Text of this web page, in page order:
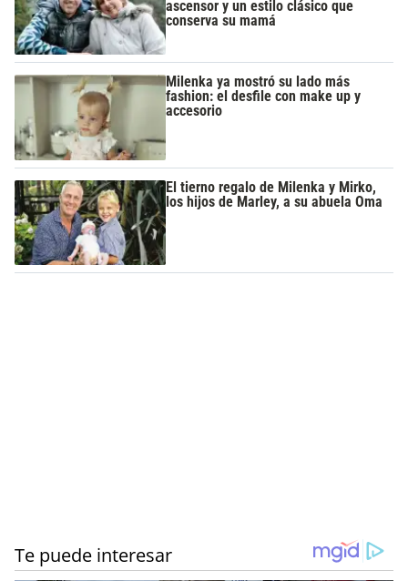
ascensor y un estilo clásico que
conserva su mamá
Milenka ya mostró su lado más
fashion: el desfile con make up y
accesorio
El tierno regalo de Milenka y Mirko,
los hijos de Marley, a su abuela Oma